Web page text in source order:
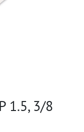
1.5, 3/8